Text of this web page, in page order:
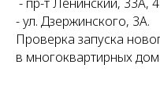
- ул. Дзержинского, 3А.
Проверка запуска
в многоквартирных